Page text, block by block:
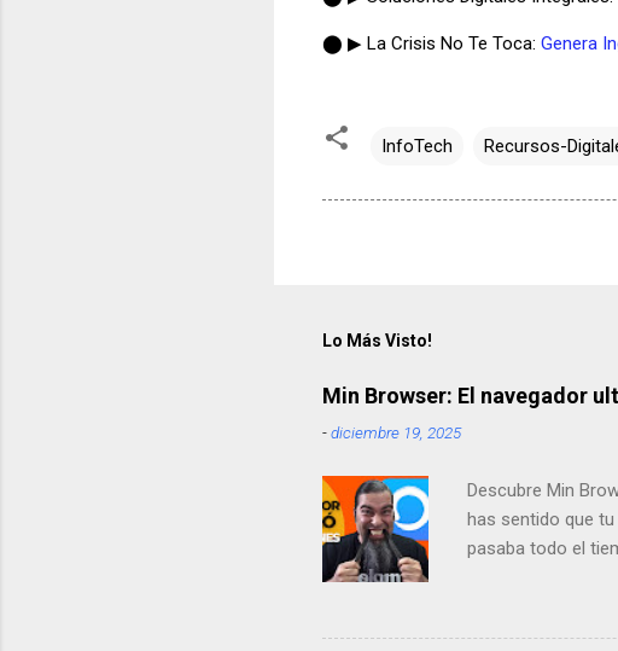
⬤ ▶ La Crisis No Te Toca: Genera
InfoTech Recursos-
Lo Más Visto!
Min Browser: El navegador
-diciembre 19, 2025
Descubre Min
has sentido que
pasaba todo el
mi experiencia
Navegador Min